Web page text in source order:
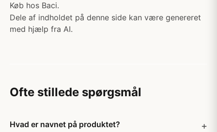
Køb hos Baci.
Dele af indholdet på denne side kan være genereret
med hjælp fra AI.
Ofte stillede spørgsmål
Hvad er navnet på produktet?